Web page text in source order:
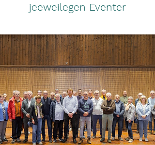
jeeweilegen Eventer